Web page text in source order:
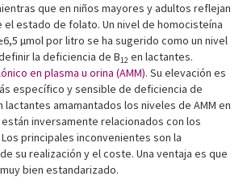
que en niños mayores y adultos reflejan
el estado de folato. Un nivel de homocisteína
µmol por litro se ha sugerido como un nivel
la deficiencia de B12 en lactantes.
en plasma u orina (AMM). Su elevación es
específico y sensible de deficiencia de
lactantes amamantados los niveles de AMM en
inversamente relacionados con los
Los principales inconvenientes son la
su realización y el coste. Una ventaja es que
bien estandarizado.